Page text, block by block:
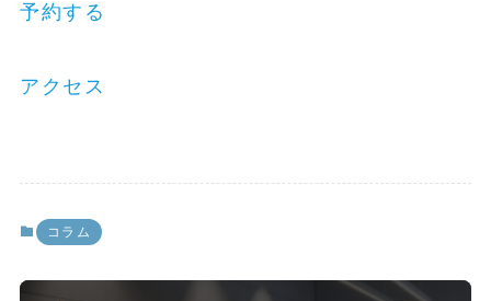
予約する
アクセス
コラム